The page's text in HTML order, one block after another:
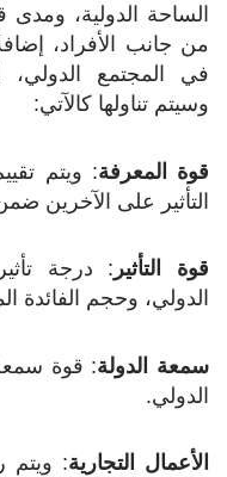
الساحة الدولية، ومدى
من جانب الأفراد،
في المجتمع الدولي،
وسيتم تناولها كالآتي:
قوة المعرفة: ويتم
التأثير على الآخرين
قوة التأثير : درجة
الدولي، وحجم الفائدة
سمعة الدولة: قوة
الدولي.
الأعمال التجارية: ويتم